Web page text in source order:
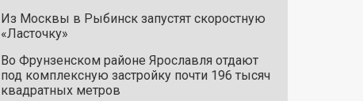
Из Москвы в Рыбинск запустят скоростную
«Ласточку»
Во Фрунзенском районе Ярославля отдают
под комплексную застройку почти 196 тысяч
квадратных метров